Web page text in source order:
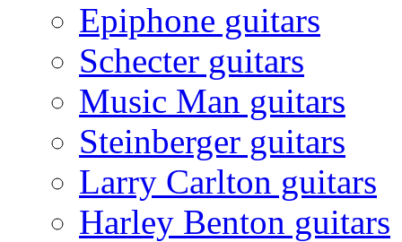
Epiphone guitars
Schecter guitars
Music Man guitars
Steinberger guitars
Larry Carlton guitars
Harley Benton guitars